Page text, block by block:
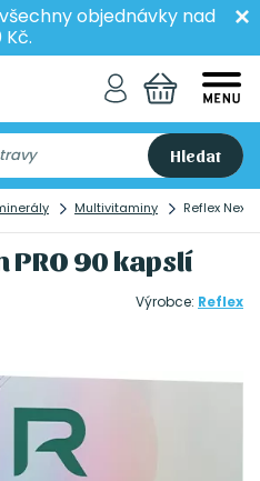
objednávky nad
Kč.
Hledat
Multivitaminy Reflex
PRO 90 kapslí
Výrobce: Reflex